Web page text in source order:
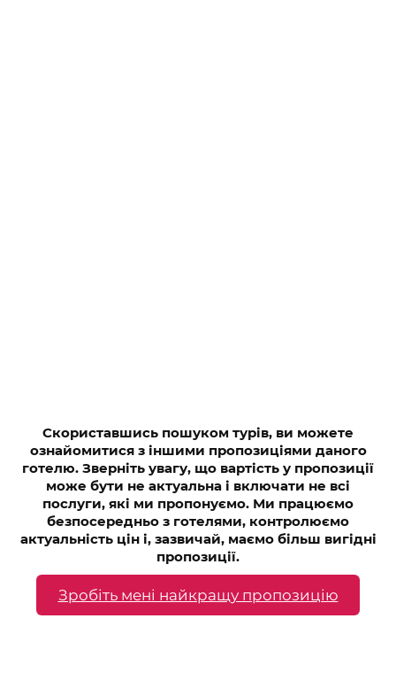
Скориставшись пошуком турів, ви можете
ознайомитися з іншими пропозиціями даного
готелю. Зверніть увагу, що вартість у пропозиції
може бути не актуальна і включати не всі
послуги, які ми пропонуємо. Ми працюємо
безпосередньо з готелями, контролюємо
актуальність цін і, зазвичай, маємо більш вигідні
пропозиції.
Зробіть мені найкращу пропозицію